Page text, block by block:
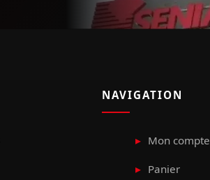
NAVIGATION
Mon compte
Panier